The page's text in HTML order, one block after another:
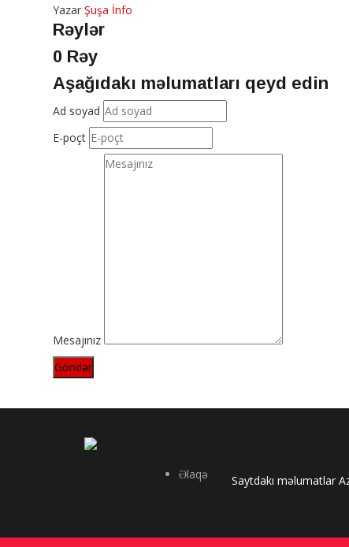
Yazar Şuşa İnfo
Rəylər
0 Rəy
Aşağıdakı məlumatları qeyd edin
Ad soyad
E-poçt
Mesajınız
Göndər
Əlaqə Saytdakı məlumatlar